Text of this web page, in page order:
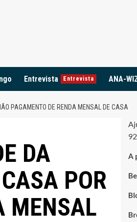
Entrevista Entrevista ANA-
PAGAMENTO DE RENDA MENSAL DE CASA
DA
POR
MENSAL
A